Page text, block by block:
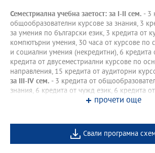
Семестриална учебна заетост: за І-II сем. - 3
общообразователни курсове за знания, 3
за умения по български език, 3 кредита от
компютърни умения, 30 часа от курсове по
и социални умения (некредитни), 6 кредита
кредита от двусеместриални курсове по
направления, 15 кредита от аудиторни
за III-IV сем. - 3 кредита от
знания, 6 кредита от чужд език, 6 кредита
курсове по основни научни направления, 15
прочети още
Свали програмна